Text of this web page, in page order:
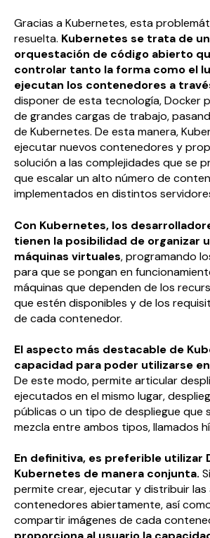
Gracias a Kubernetes, esta
resuelta. Kubernetes se trata de
orquestación de código abierto
controlar tanto la forma como el
ejecutan los contenedores a
disponer de esta tecnología, Docker
de grandes cargas de trabajo,
de Kubernetes. De esta manera,
ejecutar nuevos contenedores y
solución a las complejidades que se
que escalar un alto número de
implementados en distintos
Con Kubernetes, los
tienen la posibilidad de organizar
máquinas virtuales, programando
para que se pongan en
máquinas que dependen de los
que estén disponibles y de los
de cada contenedor.
El aspecto más destacable de
capacidad para poder utilizarse
De este modo, permite articular
ejecutados en el mismo lugar,
públicas o un tipo de despliegue que
mezcla entre ambos tipos, llamados
En definitiva, es preferible utilizar
Kubernetes de manera conjunta.
permite crear, ejecutar y distribuir las
contenedores abiertamente, así
compartir imágenes de cada